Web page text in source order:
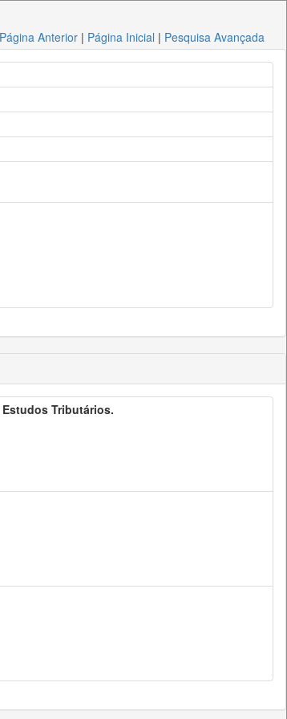
Página Anterior | Página Inicial | Pesquisa Avançada
Tributários.